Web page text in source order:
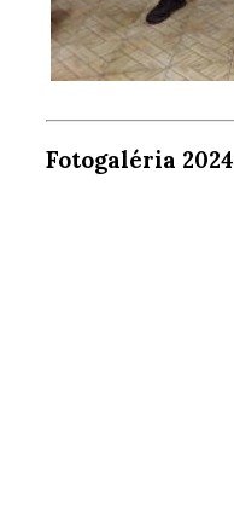
Fotogaléria 2024